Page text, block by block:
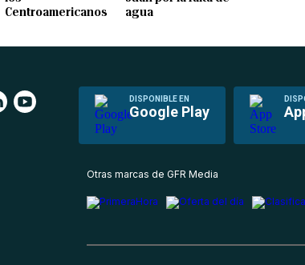
Centroamericanos
agua
DISPONIBLE EN
Google Play
Otras marcas de GFR Media